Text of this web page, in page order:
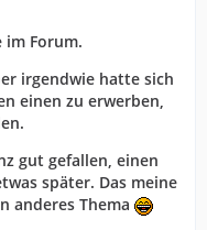
im Forum.
irgendwie hatte sich
einen zu erwerben,
gut gefallen, einen
später. Das meine
anderes Thema